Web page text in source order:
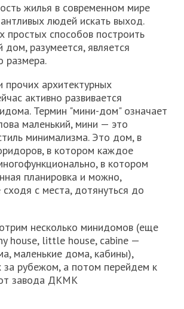
жилья в современном мире
людей искать выход.
простых способов построить
разумеется, является
размера.
прочих архитектурных
активно развивается
Термин "мини-дом" означает
маленький, мини — это
минимализма. Это дом, в
в котором каждое
в котором
планировка и можно,
сходя с места, дотянуться до
несколько минидомов (еще
house, little house, cabine —
маленькие дома, кабины),
за рубежом, а потом перейдем к
завода ДКМК